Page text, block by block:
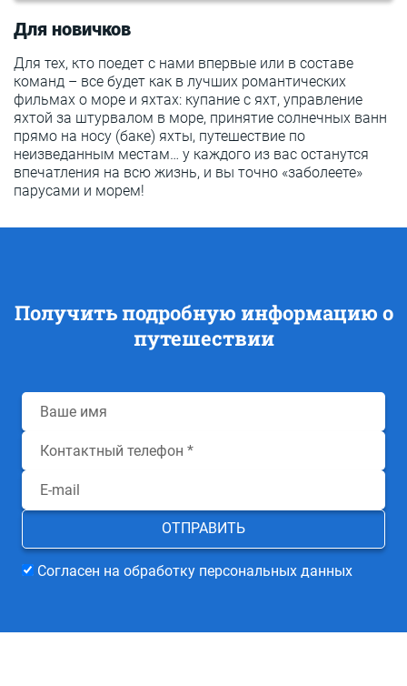
Для новичков
Для тех, кто поедет с нами впервые или в составе
команд – все будет как в лучших романтических
фильмах о море и яхтах: купание с яхт, управление
яхтой за штурвалом в море, принятие солнечных ванн
прямо на носу (баке) яхты, путешествие по
неизведанным местам… у каждого из вас останутся
впечатления на всю жизнь, и вы точно «заболеете»
парусами и морем!
Получить подробную информацию о
путешествии
Согласен на обработку персональных данных